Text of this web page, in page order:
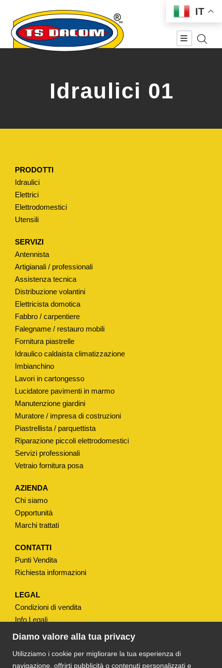
Diamo valore alla tua privacy
Utilizziamo i cookie per migliorare la tua esperienza di
navigazione, offrirti pubblicità o contenuti personalizzati e
Idraulici 01
PRODOTTI
Idraulici
Elettrici
Elettrodomestici
Utensili
SERVIZI
Antennista
Artigianali / professionali
Assistenza tecnica
Distribuzione volantini
Elettricista domotica
Fabbro / carpentiere
Falegname / restauro mobili
Fornitura piastrelle
Idraulico caldaista climatizzazione
Imbianchino
Lavori in cartongesso
Lucidatore pavimenti in marmo
Manutenzione giardini
Muratore / impresa di costruzioni
Piastrellista / parquettista
Riparazione piccoli elettrodomestici
Servizi professionali
Vetraio fornitura posa
AZIENDA
Chi siamo
Opportunità
Marchi trattati
CONTATTI
Punti Vendita
Richiesta informazioni
LEGAL
Condizioni di vendita
Info Legali
Note Legali
IT